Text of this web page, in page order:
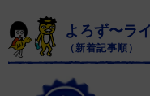
よろず〜ラ
（新着記事順）